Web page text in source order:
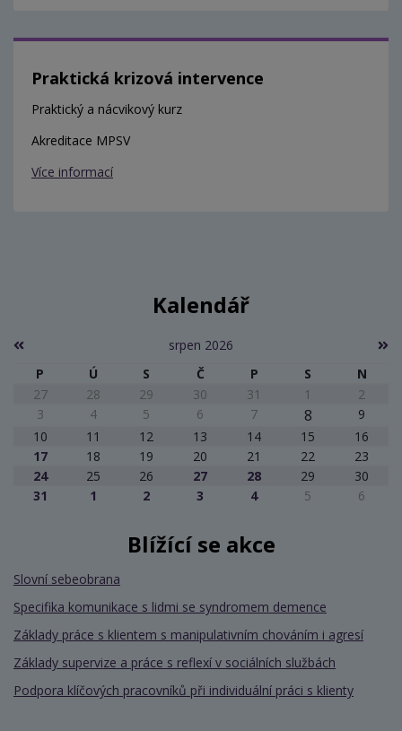
Praktická krizová intervence
Praktický a nácvikový kurz
Akreditace MPSV
Více informací
Kalendář
srpen 2026
P
Ú S Č P S
N
27
28 29 30 31 1
2
3
4 5 6 7 8
9
10
11 12 13 14 15
16
17
18 19 20 21 22
23
24
25 26 27 28 29
30
31
1 2 3 4 5 6
Blížící se akce
Slovní sebeobrana
Specifika komunikace s lidmi se syndromem demence
Základy práce s klientem s manipulativním chováním i agresí
Základy supervize a práce s reflexí v sociálních službách
Podpora klíčových pracovníků při individuální práci s klienty